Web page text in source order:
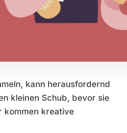
kann herausfordernd
kleinen Schub, bevor sie
kommen kreative